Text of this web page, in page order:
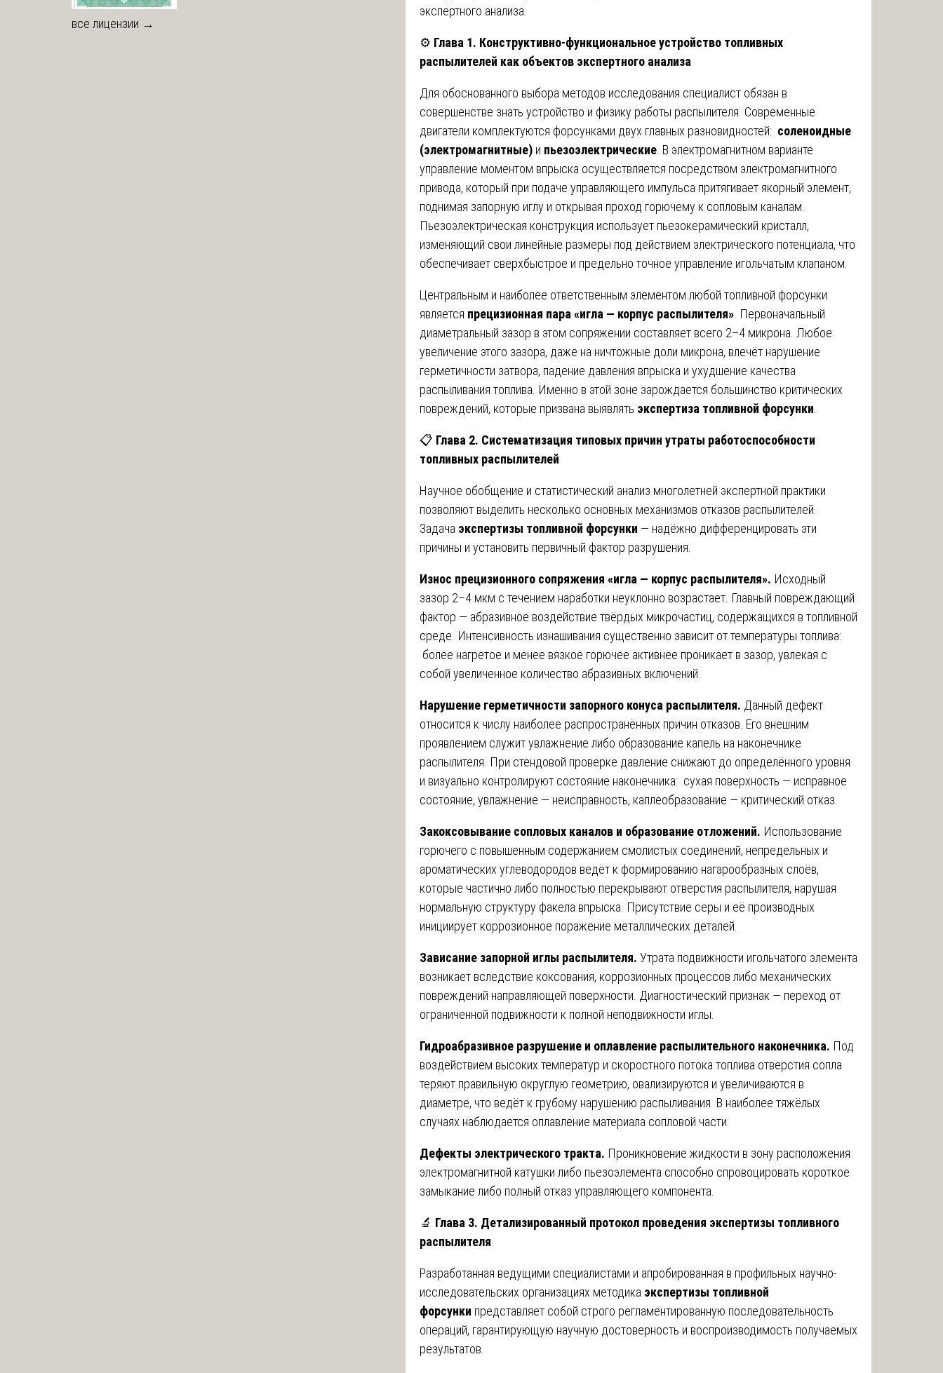
экспертного анализа.
⚙️ Глава 1. Конструктивно-функциональное устройство топливных
распылителей как объектов экспертного анализа
Для обоснованного выбора методов исследования специалист обязан в
совершенстве знать устройство и физику работы распылителя. Современные
двигатели комплектуются форсунками двух главных разновидностей: соленоидные
(электромагнитные) и пьезоэлектрические . В электромагнитном варианте
управление моментом впрыска осуществляется посредством электромагнитного
привода, который при подаче управляющего импульса притягивает якорный элемент,
поднимая запорную иглу и открывая проход горючему к сопловым каналам.
Пьезоэлектрическая конструкция использует пьезокерамический кристалл,
изменяющий свои линейные размеры под действием электрического потенциала, что
обеспечивает сверхбыстрое и предельно точное управление игольчатым клапаном.
Центральным и наиболее ответственным элементом любой топливной форсунки
является прецизионная пара «игла — корпус распылителя» . Первоначальный
диаметральный зазор в этом сопряжении составляет всего 2–4 микрона. Любое
увеличение этого зазора, даже на ничтожные доли микрона, влечёт нарушение
герметичности затвора, падение давления впрыска и ухудшение качества
распыливания топлива. Именно в этой зоне зарождается большинство критических
повреждений, которые призвана выявлять экспертиза топливной форсунки
📋 Глава 2. Систематизация типовых причин утраты работоспособности
топливных распылителей
Научное обобщение и статистический анализ многолетней экспертной практики
позволяют выделить несколько основных механизмов отказов распылителей.
Задача экспертизы топливной форсунки — надёжно дифференцировать эти
причины и установить первичный фактор разрушения.
Износ прецизионного сопряжения «игла — корпус распылителя». Исходный
зазор 2–4 мкм с течением наработки неуклонно возрастает. Главный повреждающий
фактор — абразивное воздействие твёрдых микрочастиц, содержащихся в топливной
среде. Интенсивность изнашивания существенно зависит от температуры топлива:
более нагретое и менее вязкое горючее активнее проникает в зазор, увлекая с
собой увеличенное количество абразивных включений.
Нарушение герметичности запорного конуса распылителя. Данный дефект
относится к числу наиболее распространённых причин отказов. Его внешним
проявлением служит увлажнение либо образование капель на наконечнике
распылителя. При стендовой проверке давление снижают до определённого уровня
и визуально контролируют состояние наконечника: сухая поверхность — исправное
состояние, увлажнение — неисправность, каплеобразование — критический отказ.
Закоксовывание сопловых каналов и образование отложений. Использование
горючего с повышенным содержанием смолистых соединений, непредельных и
ароматических углеводородов ведёт к формированию нагарообразных слоёв,
которые частично либо полностью перекрывают отверстия распылителя, нарушая
нормальную структуру факела впрыска. Присутствие серы и её производных
инициирует коррозионное поражение металлических деталей.
Зависание запорной иглы распылителя. Утрата подвижности игольчатого элемента
возникает вследствие коксования, коррозионных процессов либо механических
повреждений направляющей поверхности. Диагностический признак — переход от
ограниченной подвижности к полной неподвижности иглы.
Гидроабразивное разрушение и оплавление распылительного наконечника. Под
воздействием высоких температур и скоростного потока топлива отверстия сопла
теряют правильную округлую геометрию, овализируются и увеличиваются в
диаметре, что ведёт к грубому нарушению распыливания. В наиболее тяжёлых
случаях наблюдается оплавление материала сопловой части.
Дефекты электрического тракта. Проникновение жидкости в зону расположения
электромагнитной катушки либо пьезоэлемента способно спровоцировать короткое
замыкание либо полный отказ управляющего компонента.
🔬 Глава 3. Детализированный протокол проведения экспертизы топливного
распылителя
Разработанная ведущими специалистами и апробированная в профильных научно-
исследовательских организациях методика экспертизы топливной
форсунки представляет собой строго регламентированную последовательность
операций, гарантирующую научную достоверность и воспроизводимость получаемых
результатов.
все лицензии →